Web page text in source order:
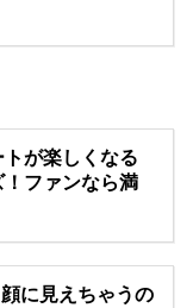
が楽しくなる
ファンなら満
に見えちゃうの